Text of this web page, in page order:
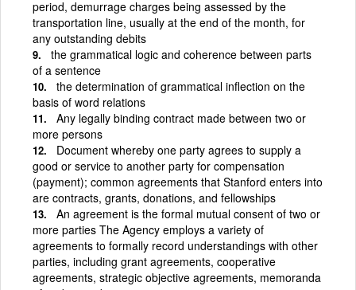
period, demurrage charges being assessed by the
transportation line, usually at the end of the month, for
any outstanding debits
the grammatical logic and coherence between parts
of a sentence
the determination of grammatical inflection on the
basis of word relations
Any legally binding contract made between two or
more persons
Document whereby one party agrees to supply a
good or service to another party for compensation
(payment); common agreements that Stanford enters into
are contracts, grants, donations, and fellowships
An agreement is the formal mutual consent of two or
more parties The Agency employs a variety of
agreements to formally record understandings with other
parties, including grant agreements, cooperative
agreements, strategic objective agreements, memoranda